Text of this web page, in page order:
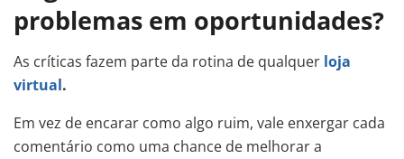
problemas em oportunidades?
As críticas fazem parte da rotina de qualquer loja
virtual.
Em vez de encarar como algo ruim, vale enxergar cada
comentário como uma chance de melhorar a